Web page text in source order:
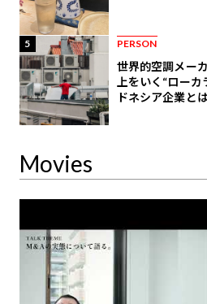
5 PERSON
世界的空調メー
上をいく“ロー
ドネシア企業と
Movies